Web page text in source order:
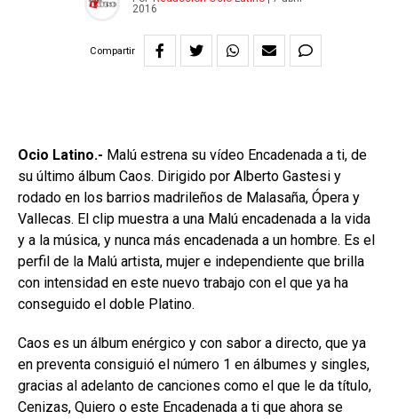
2016
Compartir
Ocio Latino.- Malú estrena su vídeo Encadenada a ti, de
su último álbum Caos. Dirigido por Alberto Gastesi y
rodado en los barrios madrileños de Malasaña, Ópera y
Vallecas. El clip muestra a una Malú encadenada a la vida
y a la música, y nunca más encadenada a un hombre. Es el
perfil de la Malú artista, mujer e independiente que brilla
con intensidad en este nuevo trabajo con el que ya ha
conseguido el doble Platino.
Caos es un álbum enérgico y con sabor a directo, que ya
en preventa consiguió el número 1 en álbumes y singles,
gracias al adelanto de canciones como el que le da título,
Cenizas, Quiero o este Encadenada a ti que ahora se